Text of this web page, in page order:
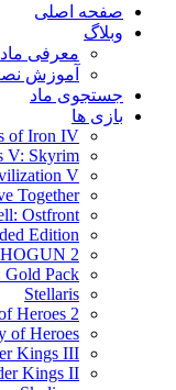
صفحه اصلی
وبلاگ
معرفی ماد
آموزش
جستجوی ماد
بازی ها
of Iron IV
V: Skyrim
V
Together
Ostfront
Edition
2
Gold Pack
Stellaris
Heroes 2
of Heroes
Kings III
Kings II